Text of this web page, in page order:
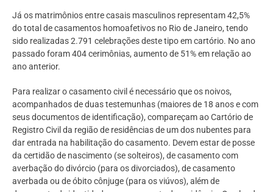
Já os matrimônios entre casais masculinos representam 42,5%
do total de casamentos homoafetivos no Rio de Janeiro, tendo
sido realizadas 2.791 celebrações deste tipo em cartório. No ano
passado foram 404 cerimônias, aumento de 51% em relação ao
ano anterior.
Para realizar o casamento civil é necessário que os noivos,
acompanhados de duas testemunhas (maiores de 18 anos e com
seus documentos de identificação), compareçam ao Cartório de
Registro Civil da região de residências de um dos nubentes para
dar entrada na habilitação do casamento. Devem estar de posse
da certidão de nascimento (se solteiros), de casamento com
averbação do divórcio (para os divorciados), de casamento
averbada ou de óbito cônjuge (para os viúvos), além de